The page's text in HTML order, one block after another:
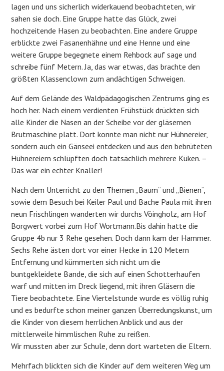
lagen und uns sicherlich widerkauend beobachteten, wir
sahen sie doch. Eine Gruppe hatte das Glück, zwei
hochzeitende Hasen zu beobachten. Eine andere Gruppe
erblickte zwei Fasanenhähne und eine Henne und eine
weitere Gruppe begegnete einem Rehbock auf sage und
schreibe fünf Metern. Ja, das war etwas, das brachte den
größten Klassenclown zum andächtigen Schweigen.
Auf dem Gelände des Waldpädagogischen Zentrums ging es
hoch her. Nach einem verdienten Frühstück drückten sich
alle Kinder die Nasen an der Scheibe vor der gläsernen
Brutmaschine platt. Dort konnte man nicht nur Hühnereier,
sondern auch ein Gänseei entdecken und aus den bebrüteten
Hühnereiern schlüpften doch tatsächlich mehrere Küken. –
Das war ein echter Knaller!
Nach dem Unterricht zu den Themen „Baum“ und „Bienen“,
sowie dem Besuch bei Keiler Paul und Bache Paula mit ihren
neun Frischlingen wanderten wir durchs Vöingholz, am Hof
Borgwert vorbei zum Hof Wortmann.Bis dahin hatte die
Gruppe 4b nur 3 Rehe gesehen. Doch dann kam der Hammer.
Sechs Rehe ästen dort vor einer Hecke in 120 Metern
Entfernung und kümmerten sich nicht um die
buntgekleidete Bande, die sich auf einen Schotterhaufen
warf und mitten im Dreck liegend, mit ihren Gläsern die
Tiere beobachtete. Eine Viertelstunde wurde es völlig ruhig
und es bedurfte schon meiner ganzen Überredungskunst, um
die Kinder von diesem herrlichen Anblick und aus der
mittlerweile himmlischen Ruhe zu reißen.
Wir mussten aber zur Schule, denn dort warteten die Eltern.
Mehrfach blickten sich die Kinder auf dem weiteren Weg um